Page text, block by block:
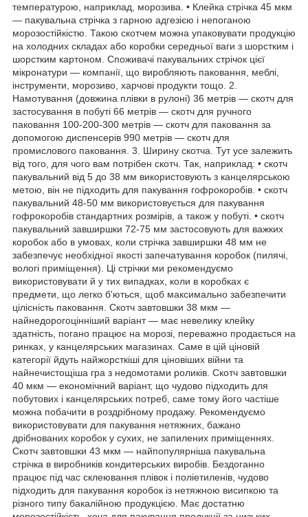
температурою, наприклад, морозива. • Клейка стрічка 45 мкм
— пакувальна стрічка з гарною адгезією і непоганою
морозостійкістю. Такою скотчем можна упаковувати продукцію
на холодних складах або коробки середньої ваги з шорстким і
шорстким картоном. Споживачі пакувальних стрічок цієї
мікронатури — компанії, що виробляють паковання, меблі,
інструменти, морозиво, харчові продукти тощо. 2.
Намотування (довжина плівки в рулоні) 36 метрів — скотч для
застосування в побуті 66 метрів — скотч для ручного
паковання 100-200-300 метрів — скотч для паковання за
допомогою диспенсерів 990 метрів — скотч для
промислового паковання. 3. Ширину скотча. Тут усе залежить
від того, для чого вам потрібен скотч. Так, наприклад: • скотч
пакувальний від 5 до 38 мм використовують з канцелярською
метою, він не підходить для пакування гофрокоробів. • скотч
пакувальний 48-50 мм використовується для пакування
гофрокоробів стандартних розмірів, а також у побуті. • скотч
пакувальний завширшки 72-75 мм застосовують для важких
коробок або в умовах, коли стрічка завширшки 48 мм не
забезпечує необхідної якості запечатування коробок (пилячі,
вологі приміщення). Ці стрічки ми рекомендуємо
використовувати й у тих випадках, коли в коробках є
предмети, що легко б'ються, щоб максимально забезпечити
цілісність паковання. Скотч завтовшки 38 мкм —
найнедорогоцінніший варіант — має невелику клейку
здатність, погано працює на морозі, переважно продається на
ринках, у канцелярських магазинах. Саме в цій ціновій
категорії йдуть найжорсткіші для ціновіших війни та
найнечистощіша гра з недомотами роликів. Скотч завтовшки
40 мкм — економічний варіант, що чудово підходить для
побутових і канцелярських потреб, саме тому його частіше
можна побачити в роздрібному продажу. Рекомендуємо
використовувати для пакування нетяжних, бажано
дрібнованих коробок у сухих, не запилених приміщеннях.
Скотч завтовшки 43 мкм — найпопулярніша пакувальна
стрічка в виробників кондитерських виробів. Бездоганно
працює під час склеювання плівок і поліетиленів, чудово
підходить для пакування коробок із нетяжною висипкою та
різного типу бакалійною продукцією. Має достатню